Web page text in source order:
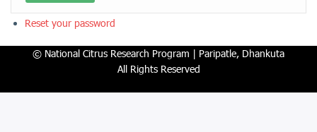
Reset your password
© National Citrus Research Program | Paripatle, Dhankuta
All Rights Reserved